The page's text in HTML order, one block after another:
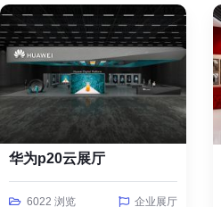
华为p20云展厅
6022 浏览 企业展厅